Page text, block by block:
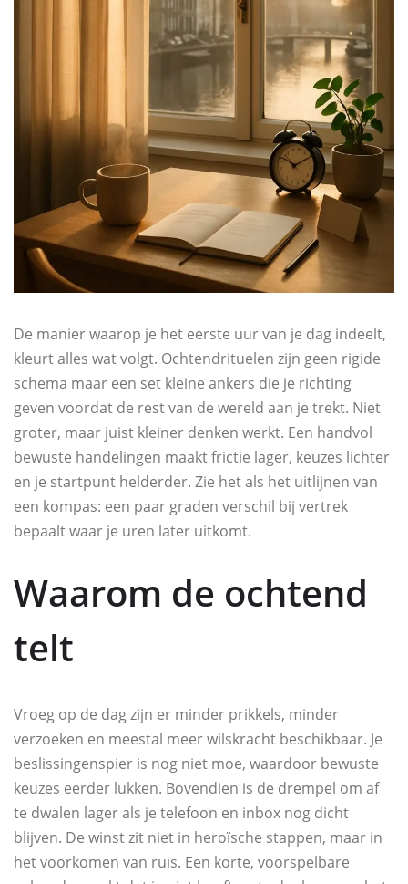
De manier waarop je het eerste uur van je dag indeelt,
kleurt alles wat volgt. Ochtendrituelen zijn geen rigide
schema maar een set kleine ankers die je richting
geven voordat de rest van de wereld aan je trekt. Niet
groter, maar juist kleiner denken werkt. Een handvol
bewuste handelingen maakt frictie lager, keuzes lichter
en je startpunt helderder. Zie het als het uitlijnen van
een kompas: een paar graden verschil bij vertrek
bepaalt waar je uren later uitkomt.
Waarom de ochtend
telt
Vroeg op de dag zijn er minder prikkels, minder
verzoeken en meestal meer wilskracht beschikbaar. Je
beslissingenspier is nog niet moe, waardoor bewuste
keuzes eerder lukken. Bovendien is de drempel om af
te dwalen lager als je telefoon en inbox nog dicht
blijven. De winst zit niet in heroïsche stappen, maar in
het voorkomen van ruis. Een korte, voorspelbare